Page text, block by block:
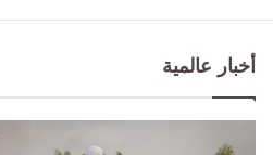
أخبار عالمية